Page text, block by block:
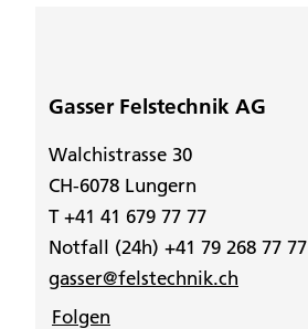
Gasser Felstechnik AG
Walchistrasse 30
CH-6078 Lungern
T +41 41 679 77 77
Notfall (24h) +41 79 268 77 77
gasser@felstechnik.ch
Folgen